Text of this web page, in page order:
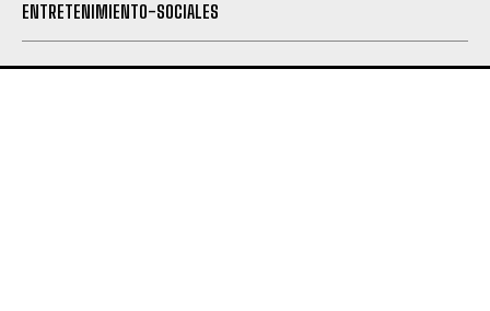
ENTRETENIMIENTO-SOCIALES